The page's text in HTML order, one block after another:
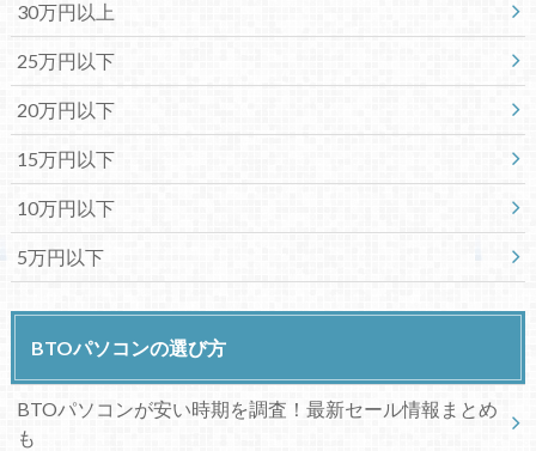
30万円以上
25万円以下
20万円以下
15万円以下
10万円以下
5万円以下
BTOパソコンの選び方
BTOパソコンが安い時期を調査！最新セール情報まとめ
も